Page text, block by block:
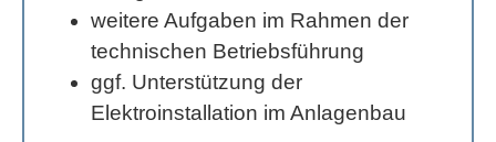
weitere Aufgaben im Rahmen der
technischen Betriebsführung
ggf. Unterstützung der
Elektroinstallation im Anlagenbau